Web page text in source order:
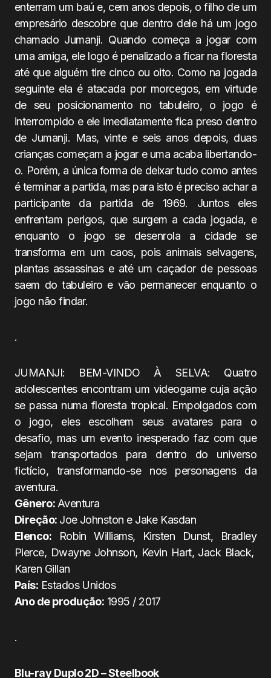
enterram um baú e, cem anos depois, o filho de um
empresário descobre que dentro dele há um jogo
chamado Jumanji. Quando começa a jogar com
uma amiga, ele logo é penalizado a ficar na floresta
até que alguém tire cinco ou oito. Como na jogada
seguinte ela é atacada por morcegos, em virtude
de seu posicionamento no tabuleiro, o jogo é
interrompido e ele imediatamente fica preso dentro
de Jumanji. Mas, vinte e seis anos depois, duas
crianças começam a jogar e uma acaba libertando-
o. Porém, a única forma de deixar tudo como antes
é terminar a partida, mas para isto é preciso achar a
participante da partida de 1969. Juntos eles
enfrentam perigos, que surgem a cada jogada, e
enquanto o jogo se desenrola a cidade se
transforma em um caos, pois animais selvagens,
plantas assassinas e até um caçador de pessoas
saem do tabuleiro e vão permanecer enquanto o
jogo não findar.
.
JUMANJI: BEM-VINDO À SELVA: Quatro
adolescentes encontram um videogame cuja ação
se passa numa floresta tropical. Empolgados com
o jogo, eles escolhem seus avatares para o
desafio, mas um evento inesperado faz com que
sejam transportados para dentro do universo
fictício, transformando-se nos personagens da
aventura.
Gênero: Aventura
Direção: Joe Johnston e Jake Kasdan
Elenco: Robin Williams, Kirsten Dunst, Bradley
Pierce, Dwayne Johnson, Kevin Hart, Jack Black,
Karen Gillan
País: Estados Unidos
Ano de produção: 1995 / 2017
.
Blu-ray Duplo 2D – Steelbook